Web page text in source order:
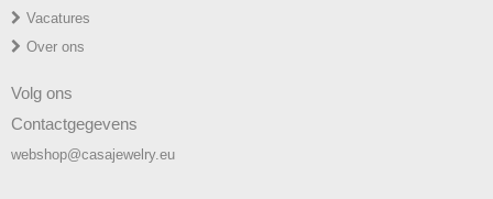
Vacatures
Over ons
Volg ons
Contactgegevens
webshop@casajewelry.eu